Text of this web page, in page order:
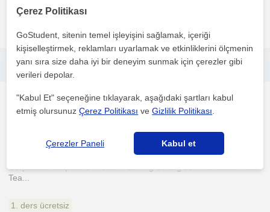
Ingilizce
Tepebasi Eskisehir, Asag...
PatientHard workerAccurateEasy teaching method
Tea...
1. ders ücretsiz
Çerez Politikası
GoStudent, sitenin temel işleyişini sağlamak, içeriği
kişiselleştirmek, reklamları uyarlamak ve etkinliklerini ölçmenin
yanı sıra size daha iyi bir deneyim sunmak için çerezler gibi
verileri depolar.
"Kabul Et" seçeneğine tıklayarak, aşağıdaki şartları kabul
etmiş olursunuzÇerez Politikası veGizlilik Politikası
Çerezler Paneli Kabul et